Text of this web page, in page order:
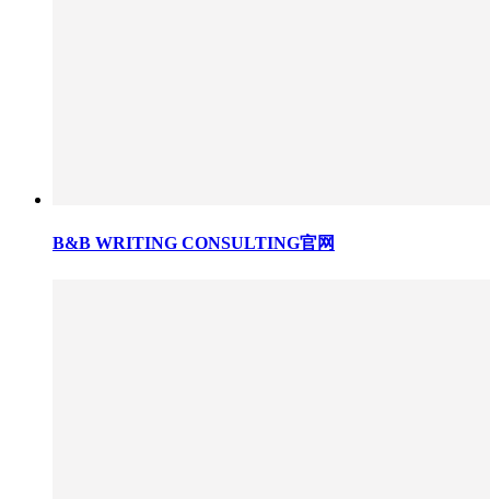
B&B WRITING CONSULTING官网